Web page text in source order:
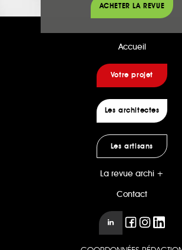
Accueil
Votre projet
Les architectes
Les artisans
La revue archi +
Contact
ACHETER LA REVUE